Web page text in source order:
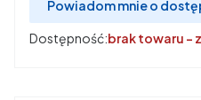
Powiadom mnie o
Dostępność:brak towaru -